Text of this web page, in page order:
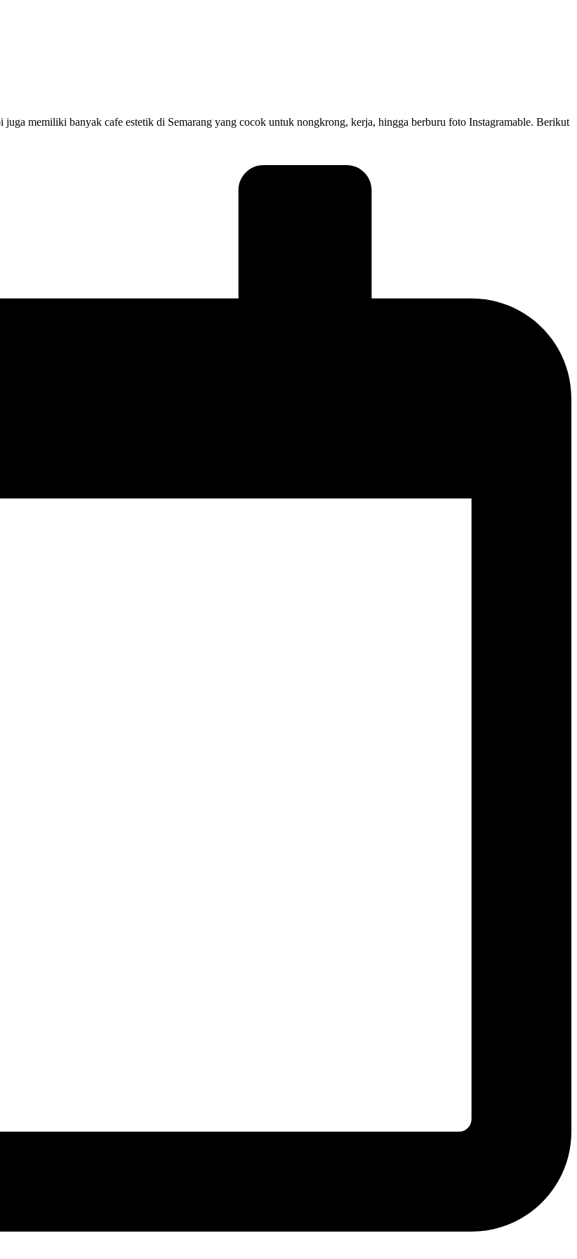
juga memiliki banyak cafe estetik di Semarang yang cocok untuk nongkrong, kerja, hingga berburu foto Instagramable. Berikut